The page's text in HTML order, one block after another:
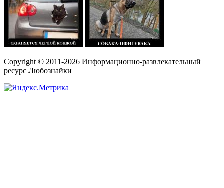
Copyright © 2011-2026 Информационно-развлекательный
ресурс Любознайки